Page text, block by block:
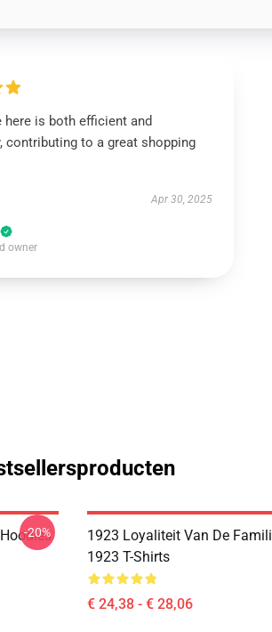
here is both efficient and
contributing to a great shopping
Apr 30, 2025
owner
-20%
1923 Loyaliteit Van De
1923 T-Shirts
€ 24,38 - € 28,06